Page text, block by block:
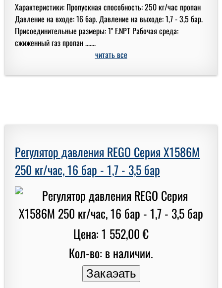
Характеристики: Пропускная способность: 250 кг/час пропан
Давление на входе: 16 бар. Давление на выходе: 1,7 - 3,5 бар.
Присоединительные размеры: 1" F.NPT Рабочая среда:
сжиженный газ пропан .......
читать все
Регулятор давления REGO Серия X1586M
250 кг/час, 16 бар - 1,7 - 3,5 бар
Цена: 1 552,00 €
Кол-во: в наличии.